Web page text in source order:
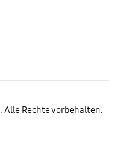
Alle Rechte vorbehalten.